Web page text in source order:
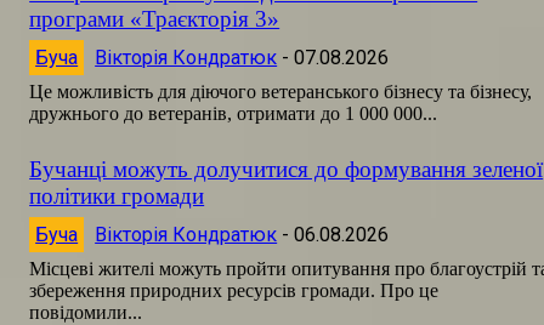
програми «Траєкторія 3»
Буча Вікторія Кондратюк - 07.08.2026
Це можливість для діючого ветеранського бізнесу та бізнесу,
дружнього до ветеранів, отримати до 1 000 000...
Бучанці можуть долучитися до формування зеленої
політики громади
Буча Вікторія Кондратюк - 06.08.2026
Місцеві жителі можуть пройти опитування про благоустрій
збереження природних ресурсів громади. Про це
повідомили...